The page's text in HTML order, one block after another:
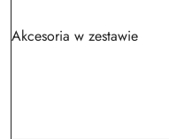
Akcesoria w zestawie